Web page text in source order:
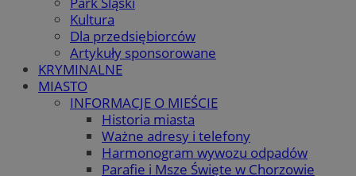
Kultura
Dla przedsiębiorców
Artykuły sponsorowane
KRYMINALNE
MIASTO
INFORMACJE O MIEŚCIE
Historia miasta
Ważne adresy i telefony
Harmonogram wywozu odpadów
Parafie i Msze Święte w Chorzowie